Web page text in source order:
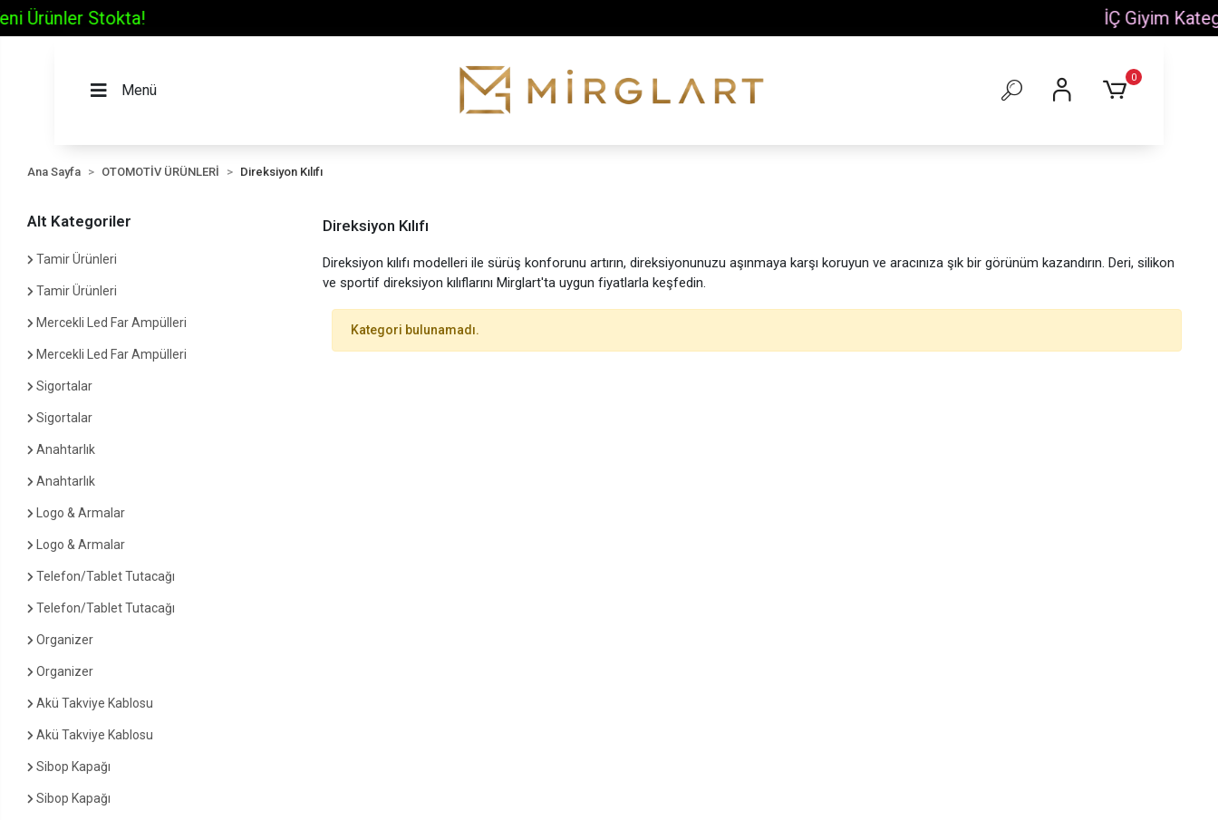
Menü
0
Ana Sayfa OTOMOTİV ÜRÜNLERİ Direksiyon Kılıfı
Alt Kategoriler
Tamir Ürünleri
Tamir Ürünleri
Mercekli Led Far Ampülleri
Mercekli Led Far Ampülleri
Sigortalar
Sigortalar
Anahtarlık
Anahtarlık
Logo & Armalar
Logo & Armalar
Telefon/Tablet Tutacağı
Telefon/Tablet Tutacağı
Organizer
Organizer
Akü Takviye Kablosu
Akü Takviye Kablosu
Sibop Kapağı
Sibop Kapağı
Direksiyon Kılıfı
Direksiyon kılıfı modelleri ile sürüş konforunu artırın, direksiyonunuzu aşınmaya karşı koruyun ve aracınıza şık bir görünüm kazandırın. Deri, silikon
ve sportif direksiyon kılıflarını Mirglart'ta uygun fiyatlarla keşfedin.
Kategori bulunamadı.